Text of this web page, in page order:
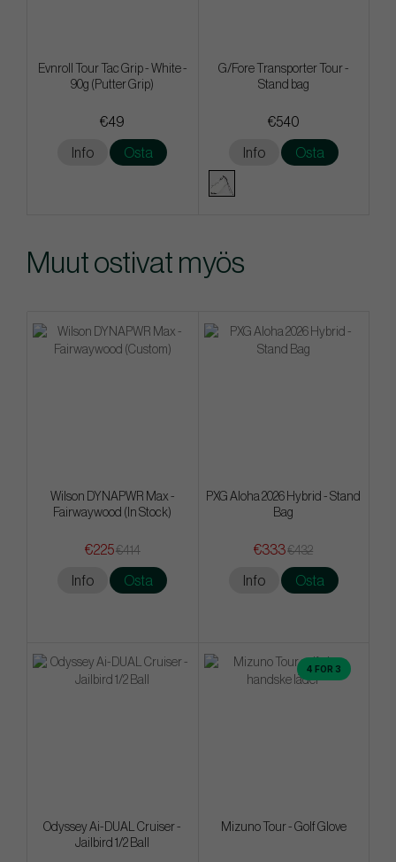
Evnroll Tour Tac Grip - White -
90g (Putter Grip)
€49
Info Osta
G/Fore Transporter Tour -
Stand bag
€540
Info Osta
Muut ostivat myös
Wilson DYNAPWR Max -
Fairwaywood (In Stock)
€225€414
Info Osta
PXG Aloha 2026 Hybrid - Stand
Bag
€333€432
Info Osta
Odyssey Ai-DUAL Cruiser -
Jailbird 1/2 Ball
4 FOR 3
Mizuno Tour - Golf Glove